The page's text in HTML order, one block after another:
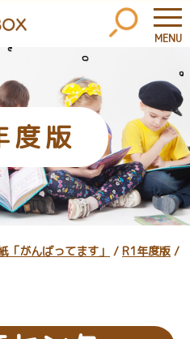
MENU
度版
「がんばってます」 / R1年度版 /